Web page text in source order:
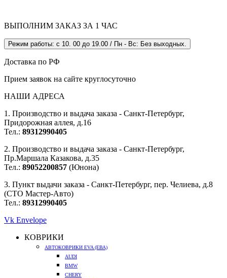
ВЫПОЛНИМ ЗАКАЗ ЗА 1 ЧАС
Режим работы: с 10. 00 до 19.00 / Пн - Вс: Без выходных.
Доставка по РФ
Прием заявок на сайте круглосуточно
НАШИ АДРЕСА
1. Производство и выдача заказа - Санкт-Петербург,
Придорожная аллея, д.16
Тел.: 89312990405
2. Производство и выдача заказа - Санкт-Петербург,
Пр.Маршала Казакова, д.35
Тел.: 89052200857 (Юнона)
3. Пункт выдачи заказа - Санкт-Петербург, пер. Челиева, д.8
(СТО Мастер-Авто)
Тел.: 89312990405
Vk Envelope
КОВРИКИ
АВТОКОВРИКИ EVA (ЕВА)
AUDI
BMW
CHERY